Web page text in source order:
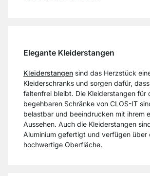
Elegante Kleiderstangen
Kleiderstangen sind das Herzstück
Kleiderschranks und sorgen dafür,
faltenfrei bleibt. Die Kleiderstangen für
begehbaren Schränke von CLOS-IT
belastbar und beeindrucken mit ihrem
Aussehen. Auch die Kleiderstangen
Aluminium gefertigt und verfügen über
hochwertige Oberfläche.